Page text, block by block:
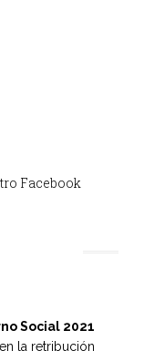
Facebook
Social 2021
la retribución